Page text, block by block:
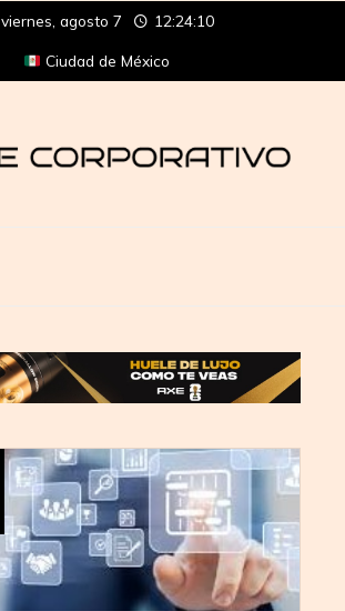
viernes, agosto 7 12:24:11
Ciudad de México